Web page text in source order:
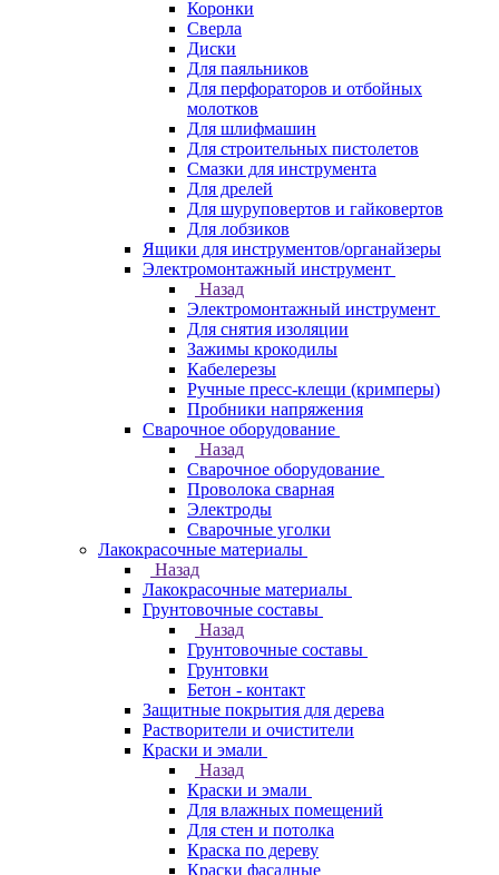
Коронки
Сверла
Диски
Для паяльников
Для перфораторов и отбойных
молотков
Для шлифмашин
Для строительных пистолетов
Смазки для инструмента
Для дрелей
Для шуруповертов и гайковертов
Для лобзиков
Ящики для инструментов/органайзеры
Электромонтажный инструмент
Назад
Электромонтажный инструмент
Для снятия изоляции
Зажимы крокодилы
Кабелерезы
Ручные пресс-клещи (кримперы)
Пробники напряжения
Сварочное оборудование
Назад
Сварочное оборудование
Проволока сварная
Электроды
Сварочные уголки
Лакокрасочные материалы
Назад
Лакокрасочные материалы
Грунтовочные составы
Назад
Грунтовочные составы
Грунтовки
Бетон - контакт
Защитные покрытия для дерева
Растворители и очистители
Краски и эмали
Назад
Краски и эмали
Для влажных помещений
Для стен и потолка
Краска по дереву
Краски фасадные